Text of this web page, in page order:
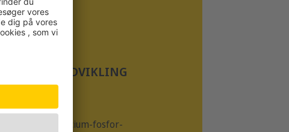
KNOGLEUDVIKLING
balanceret kalcium-fosfor-